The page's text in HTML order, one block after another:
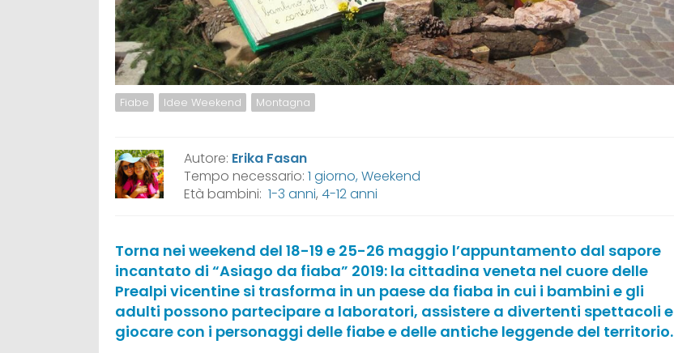
Fiabe Idee Weekend Montagna
Autore: Erika Fasan
Tempo necessario: 1 giorno, Weekend
Età bambini: 1-3 anni, 4-12 anni
Torna nei weekend del 18-19 e 25-26 maggio l’appuntamento dal sapore
incantato di “Asiago da fiaba” 2019: la cittadina veneta nel cuore delle
Prealpi vicentine si trasforma in un paese da fiaba in cui i bambini e gli
adulti possono partecipare a laboratori, assistere a divertenti spettacoli e
giocare con i personaggi delle fiabe e delle antiche leggende del territorio.